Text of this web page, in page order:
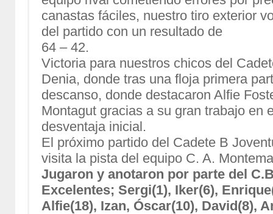
canastas fáciles, nuestro tiro exterior
del partido con un resultado de
64 – 42.
Victoria para nuestros chicos del
Denia, donde tras una floja primera
descanso, donde destacaron Alfie
Montagut gracias a su gran trabajo en
desventaja inicial.
El próximo partido del Cadete B
visita la pista del equipo C. A.
Jugaron y anotaron por parte del
Excelentes; Sergi(1), Iker(6),
Alfie(18), Izan, Óscar(10), David(8),